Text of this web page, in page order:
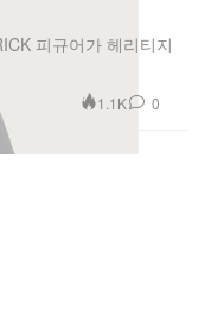
피규어가 헤리티지
1.1K 0